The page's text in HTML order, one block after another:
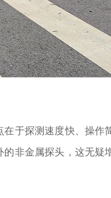
于探测速度快、操作
非金属探头，这无疑